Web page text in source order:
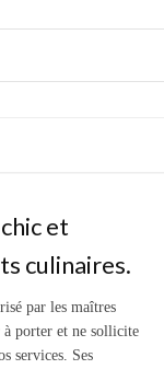
et
culinaires.
par les maîtres
à porter et ne sollicite
services. Ses